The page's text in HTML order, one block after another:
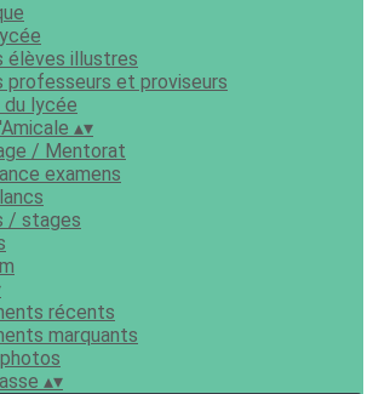
élèves illustres
professeurs et proviseurs
lycée
▴▾
/ Mentorat
examens
/ stages
récents
marquants
▴▾